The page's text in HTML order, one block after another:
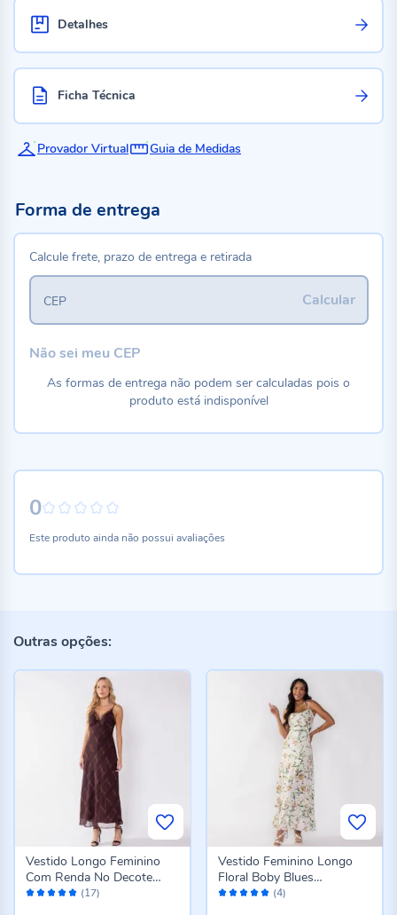
Detalhes
Ficha Técnica
Provador Virtual Guia de Medidas
0
Este produto ainda não possui avaliações
Forma de entrega
Calcule frete, prazo de entrega e retirada
Calcular
CEP
Não sei meu CEP
As formas de entrega não podem ser calculadas pois o
produto está indisponível
Outras opções:
Avaliação: (17)
Vestido Longo Feminino
Com Renda No Decote
Boby Blues Xadrez
Avaliação: (4)
Vestido Feminino Longo
Floral Boby Blues
Estampado